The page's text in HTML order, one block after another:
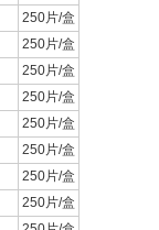
250片/盒
250片/盒
250片/盒
250片/盒
250片/盒
250片/盒
250片/盒
250片/盒